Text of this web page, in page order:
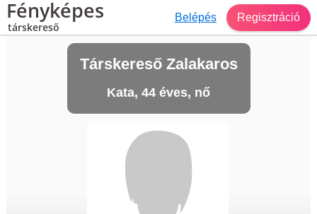
Fényképes
társkereső
Belépés Regisztráció
Társkereső Zalakaros
Kata, 44 éves, nő